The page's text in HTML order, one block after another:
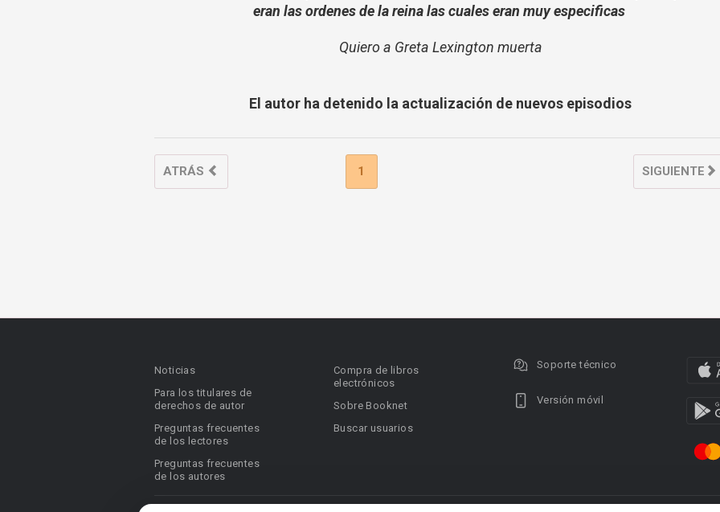
eran las ordenes de la reina las cuales eran muy especificas
Quiero a Greta Lexington muerta
El autor ha detenido la actualización de nuevos episodios
ATRÁS 1 SIGUIENTE
Noticias
Para los titulares de
derechos de autor
Preguntas frecuentes
de los lectores
Preguntas frecuentes
de los autores
Compra de libros
electrónicos
Sobre Booknet
Buscar usuarios
Soporte técnico
Versión móvil